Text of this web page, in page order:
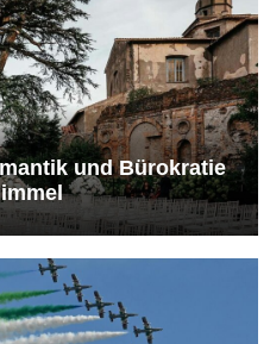
und Bürokratie